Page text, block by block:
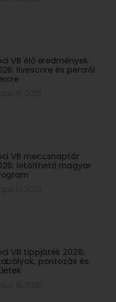
VB élő eredmények
livescore és percről
VB meccsnaptár
letölthető magyar
VB tippjáték 2026:
pontozás és